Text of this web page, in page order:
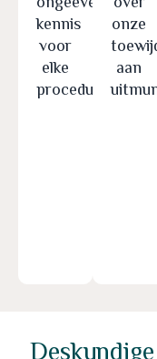
kennis
voor
elke
procedure.
onze
aan